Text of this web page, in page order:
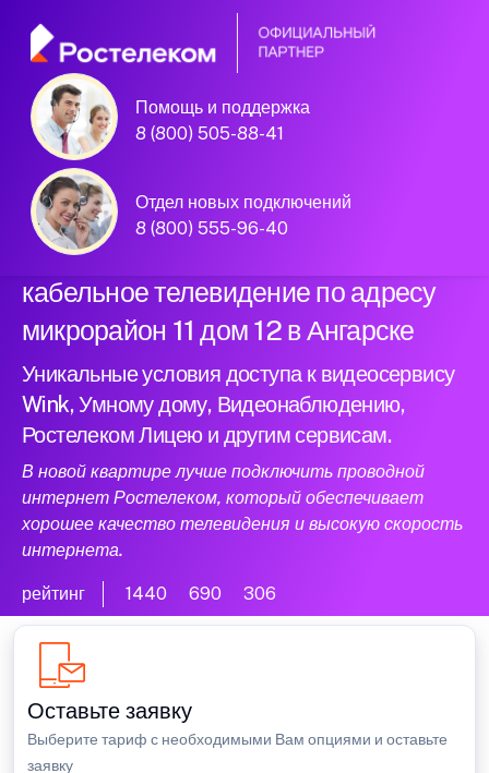
Помощь и поддержка
8 (800) 505-88-41
Отдел новых подключений
8 (800) 555-96-40
Официальный
партнер Ростелеком
Подключили новый интернет и
кабельное телевидение по адресу
микрорайон 11 дом 12 в Ангарске
Уникальные условия доступа к видеосервису
Wink, Умному дому, Видеонаблюдению,
Ростелеком Лицею и другим сервисам.
В новой квартире лучше подключить проводной
интернет Ростелеком, который обеспечивает
хорошее качество телевидения и высокую скорость
интернета.
рейтинг 1440 690 306
Оставьте заявку
Выберите тариф с необходимыми Вам опциями и оставьте
заявку